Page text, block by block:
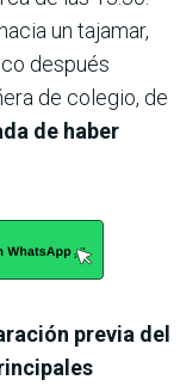
un tajamar,
después
de colegio, de
de haber
previa del